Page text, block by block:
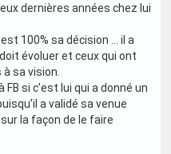
dernières années chez lui
100% sa décision … il a
évoluer et ceux qui ont
sa vision.
si c’est lui qui a donné un
a validé sa venue
la façon de le faire